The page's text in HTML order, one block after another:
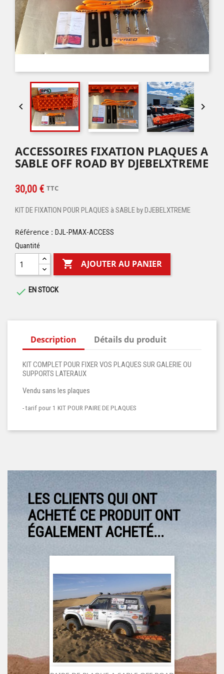
 
ACCESSOIRES FIXATION PLAQUES A
SABLE OFF ROAD BY DJEBELXTREME
30,00 € TTC
KIT DE FIXATION POUR PLAQUES à SABLE by DJEBELXTREME
Référence : DJL-PMAX-ACCESS
Quantité
 AJOUTER AU PANIER
 EN STOCK
Description Détails du produit
KIT COMPLET POUR FIXER VOS PLAQUES SUR GALERIE OU
SUPPORTS LATERAUX
Vendu sans les plaques
- tarif pour 1 KIT POUR PAIRE DE PLAQUES
LES CLIENTS QUI ONT
ACHETÉ CE PRODUIT ONT
ÉGALEMENT ACHETÉ...